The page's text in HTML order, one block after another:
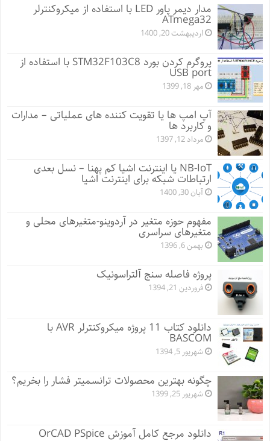
مدار دیمر پاور LED با استفاده از میکروکنترلر
ATmega32
اردیبهشت 20, 1400
پروگرم کردن بورد STM32F103C8 با استفاده از
USB port
مهر 18, 1399
آپ امپ ها یا تقویت کننده های عملیاتی – مدارات
و کاربرد ها
مرداد 12, 1397
NB-IoT یا اینترنت اشیا کم پهنا – نسل بعدی
ارتباطات شبکه برای اینترنت اشیا
آبان 30, 1400
مفهوم حوزه متغیر در آردوینو-متغیرهای محلی و
متغیرهای سراسری
بهمن 6, 1396
پروژه فاصله سنج آلتراسونیک
فروردین 21, 1394
دانلود کتاب 11 پروژه میکروکنترلر AVR با
BASCOM
شهریور 5, 1394
چگونه بهترین محصولات ترانسمیتر فشار را بخریم؟
شهریور 25, 1399
دانلود مرجع کامل آموزش OrCAD PSpice